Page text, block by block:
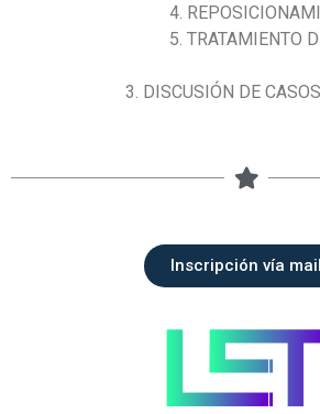
TRATAMIENTO
DISCUSIÓN DE
Inscripción vía mail